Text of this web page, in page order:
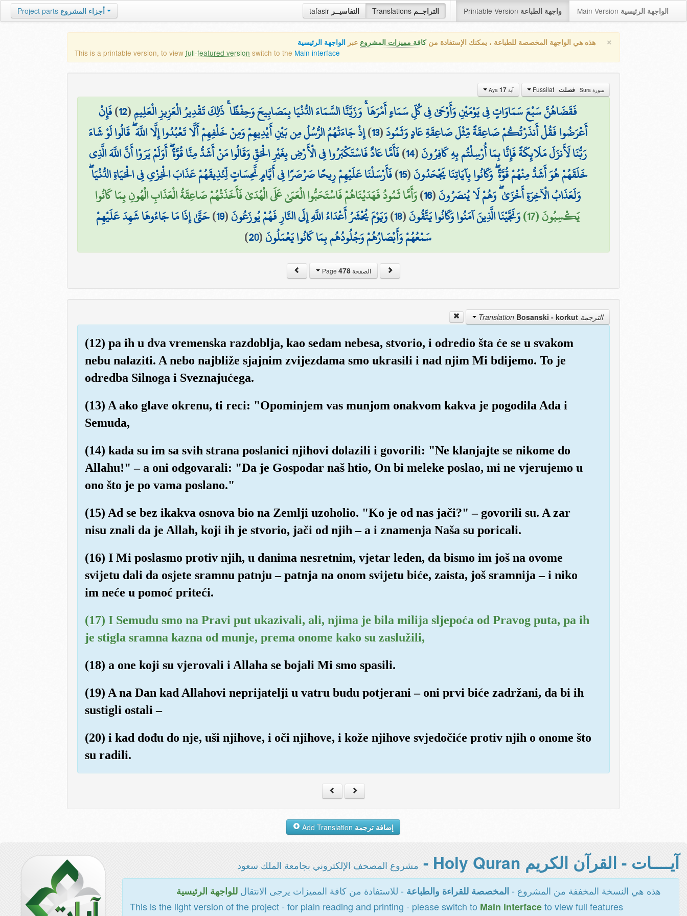
tafasir التفاسيــر Translations التراجــم Printable Version واجهة الطباعة Main Version الواجهة الرئيسية Project parts أجزاء المشروع
× هذه هي الواجهة المخصصة للطباعة ، يمكنك الإستفادة منكافة مميزات المشروع عبر الواجهة الرئيسية
This is a printable version, to view full-featured version switch to the Main interface
سورة Sura فصلت آية Aya 17
فَقَضَاهُنَّ سَبْعَ سَمَاوَاتٍ فِي يَوْمَيْنِ وَأَوْحَىٰ فِي كُلِّ سَمَاءٍ أَمْرَهَا ۚ وَزَيَّنَّا السَّمَاءَ الدُّنْيَا بِمَصَابِيحَ وَحِفْظًا ۚ ذَٰلِكَ تَقْدِيرُ الْعَزِيزِ الْعَلِيمِ(
12
)فَإِنْ
أَعْرَضُوا فَقُلْ أَنذَرْتُكُمْ صَاعِقَةً مِّثْلَ صَاعِقَةِ عَادٍ وَثَمُودَ(
13
)إِذْ جَاءَتْهُمُ الرُّسُلُ مِن بَيْنِ أَيْدِيهِمْ وَمِنْ خَلْفِهِمْ أَلَّا تَعْبُدُوا إِلَّا اللَّهَ ۖ قَالُوا لَوْ شَاءَ
رَبُّنَا لَأَنزَلَ مَلَائِكَةً فَإِنَّا بِمَا أُرْسِلْتُم بِهِ كَافِرُونَ(
14
)فَأَمَّا عَادٌ فَاسْتَكْبَرُوا فِي الْأَرْضِ بِغَيْرِ الْحَقِّ وَقَالُوا مَنْ أَشَدُّ مِنَّا قُوَّةً ۖ أَوَلَمْ يَرَوْا أَنَّ اللَّهَ الَّذِي
خَلَقَهُمْ هُوَ أَشَدُّ مِنْهُمْ قُوَّةً ۖ وَكَانُوا بِآيَاتِنَا يَجْحَدُونَ(
15
)فَأَرْسَلْنَا عَلَيْهِمْ رِيحًا صَرْصَرًا فِي أَيَّامٍ نَّحِسَاتٍ لِّنُذِيقَهُمْ عَذَابَ الْخِزْيِ فِي الْحَيَاةِ الدُّنْيَا ۖ
وَلَعَذَابُ الْآخِرَةِ أَخْزَىٰ ۖ وَهُمْ لَا يُنصَرُونَ(
16
)وَأَمَّا ثَمُودُ فَهَدَيْنَاهُمْ فَاسْتَحَبُّوا الْعَمَىٰ عَلَى الْهُدَىٰ فَأَخَذَتْهُمْ صَاعِقَةُ الْعَذَابِ الْهُونِ بِمَا كَانُوا
يَكْسِبُونَ (17)
وَنَجَّيْنَا الَّذِينَ آمَنُوا وَكَانُوا يَتَّقُونَ(
18
)وَيَوْمَ يُحْشَرُ أَعْدَاءُ اللَّهِ إِلَى النَّارِ فَهُمْ يُوزَعُونَ(
19
)حَتَّىٰ إِذَا مَا جَاءُوهَا شَهِدَ عَلَيْهِمْ
سَمْعُهُمْ وَأَبْصَارُهُمْ وَجُلُودُهُم بِمَا كَانُوا يَعْمَلُونَ(
20
)
الصفحة Page478
الترجمة Translation Bosanski - korkut
(12) pa ih u dva vremenska razdoblja, kao sedam nebesa, stvorio, i odredio šta će se u svakom
nebu nalaziti. A nebo najbliže sjajnim zvijezdama smo ukrasili i nad njim Mi bdijemo. To je
odredba Silnoga i Sveznajućega.
(13) A ako glave okrenu, ti reci: "Opominjem vas munjom onakvom kakva je pogodila Ada i
Semuda,
(14) kada su im sa svih strana poslanici njihovi dolazili i govorili: "Ne klanjajte se nikome do
Allahu!" – a oni odgovarali: "Da je Gospodar naš htio, On bi meleke poslao, mi ne vjerujemo u
ono što je po vama poslano."
(15) Ad se bez ikakva osnova bio na Zemlji uzoholio. "Ko je od nas jači?" – govorili su. A zar
nisu znali da je Allah, koji ih je stvorio, jači od njih – a i znamenja Naša su poricali.
(16) I Mi poslasmo protiv njih, u danima nesretnim, vjetar leden, da bismo im još na ovome
svijetu dali da osjete sramnu patnju – patnja na onom svijetu biće, zaista, još sramnija – i niko
im neće u pomoć priteći.
(17) I Semudu smo na Pravi put ukazivali, ali, njima je bila milija sljepoća od Pravog puta, pa ih
je stigla sramna kazna od munje, prema onome kako su zaslužili,
(18) a one koji su vjerovali i Allaha se bojali Mi smo spasili.
(19) A na Dan kad Allahovi neprijatelji u vatru budu potjerani – oni prvi biće zadržani, da bi ih
sustigli ostali –
(20) i kad dođu do nje, uši njihove, i oči njihove, i kože njihove svjedočiće protiv njih o onome što
su radili.
إضافة ترجمة
آيــــات - القرآن الكريم Holy Quran - مشروع المصحف الإلكتروني بجامعة الملك سعود
هذه هي النسخة المخففة من المشروع - المخصصة للقراءة والطباعة - للاستفادة من كافة المميزات يرجى الانتقالللواجهة الرئيسية
This is the light version of the project - for plain reading and printing - please switch to Main interfaceto view full features